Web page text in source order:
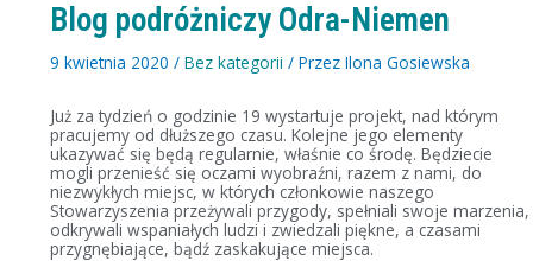
Blog podróżniczy Odra-Niemen
9 kwietnia 2020/Bez kategorii / PrzezIlona Gosiewska
Już za tydzień o godzinie 19 wystartuje projekt, nad którym
pracujemy od dłuższego czasu. Kolejne jego elementy
ukazywać się będą regularnie, właśnie co środę. Będziecie
mogli przenieść się oczami wyobraźni, razem z nami, do
niezwykłych miejsc, w których członkowie naszego
Stowarzyszenia przeżywali przygody, spełniali swoje marzenia,
odkrywali wspaniałych ludzi i zwiedzali piękne, a czasami
przygnębiające, bądź zaskakujące miejsca.